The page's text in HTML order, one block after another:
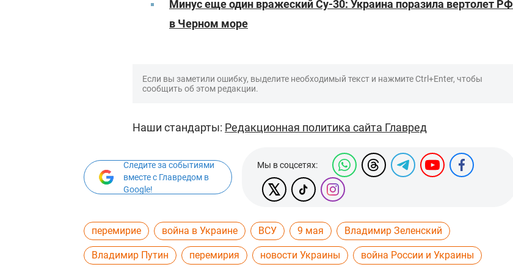
Минус еще один вражеский Су-30: Украина поразила вертолет РФ
в Черном море
Если вы заметили ошибку, выделите необходимый текст и нажмите Ctrl+Enter, чтобы
сообщить об этом редакции.
Наши стандарты: Редакционная политика сайта Главред
Следите за событиями
вместе с Главредом в
Google!
Мы в соцсетях:
перемирие война в Украине ВСУ 9 мая Владимир Зеленский
Владимир Путин перемирия новости Украины война России и Украины